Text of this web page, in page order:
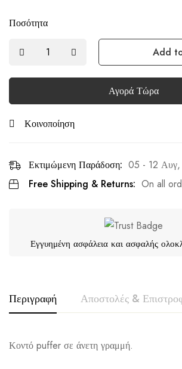
Ποσότητα
Add
Αγορά Τώρα
Κοινοποίηση
Εκτιμώμενη Παράδοση: 05 - 12
Free Shipping & Returns: On all
Εγγυημένη ασφάλεια και ασφαλής
Περιγραφή Αποστολές &
Κοντό puffer σε άνετη γραμμή.